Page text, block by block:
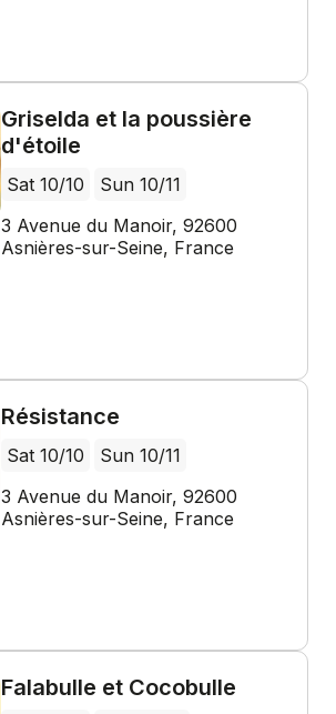
Griselda et la poussière
d'étoile
Sat 10/10
Sun 10/11
3 Avenue du Manoir, 92600
Asnières-sur-Seine, France
Résistance
Sat 10/10
Sun 10/11
3 Avenue du Manoir, 92600
Asnières-sur-Seine, France
Falabulle et Cocobulle